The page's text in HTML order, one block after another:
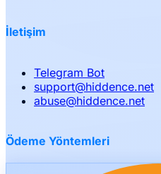
İletişim
Telegram Bot
support@hiddence.net
abuse@hiddence.net
Ödeme Yöntemleri